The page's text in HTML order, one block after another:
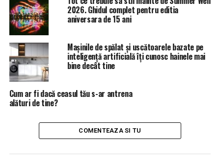
2026. Ghidul complet pentru editia
aniversara de 15 ani
Mașinile de spălat și uscătoarele bazate pe
inteligență artificială îți cunosc hainele mai
bine decât tine
Cum ar fi dacă ceasul tău s-ar antrena
alături de tine?
COMENTEAZA SI TU